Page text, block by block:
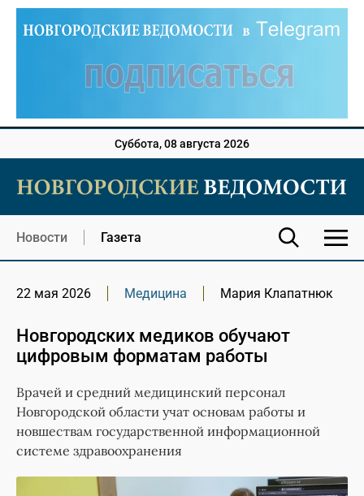
Суббота, 08 августа 2026
Новости Газета
22 мая 2026 Медицина Мария Клапатнюк
Новгородских медиков обучают
цифровым форматам работы
Врачей и средний медицинский персонал
Новгородской области учат основам работы и
новшествам государственной информационной
системе здравоохранения